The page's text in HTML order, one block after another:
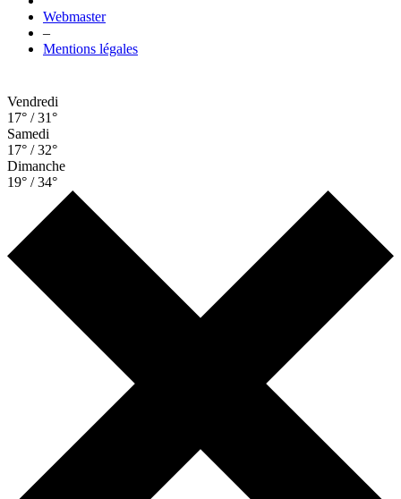
Webmaster
–
Mentions légales
Vendredi
17° / 31°
Samedi
17° / 32°
Dimanche
19° / 34°